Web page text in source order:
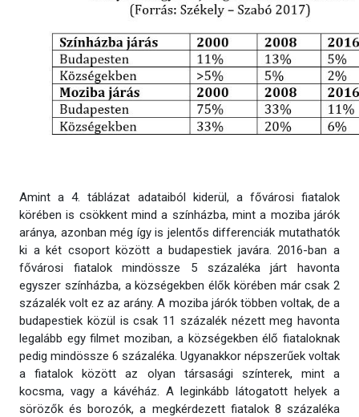
Amint a 4. táblázat adataiból kiderül, a fővárosi fiatalok
körében is csökkent mind a színházba, mint a moziba járók
aránya, azonban még így is jelentős differenciák mutathatók
ki a két csoport között a budapestiek javára. 2016-ban a
fővárosi fiatalok mindössze 5 százaléka járt havonta
egyszer színházba, a községekben élők körében már csak 2
százalék volt ez az arány. A moziba járók többen voltak, de a
budapestiek közül is csak 11 százalék nézett meg havonta
legalább egy filmet moziban, a községekben élő fiataloknak
pedig mindössze 6 százaléka. Ugyanakkor népszerűek voltak
a fiatalok között az olyan társasági színterek, mint a
kocsma, vagy a kávéház. A leginkább látogatott helyek a
sörözők és borozók, a megkérdezett fiatalok 8 százaléka